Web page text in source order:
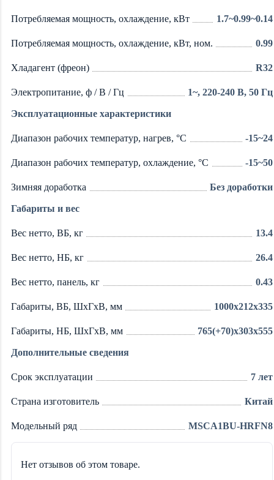
Потребляемая мощность, охлаждение, кВт 1.7~0.99~0.14
Потребляемая мощность, охлаждение, кВт, ном. 0.99
Хладагент (фреон) R32
Электропитание, ф / В / Гц 1~, 220-240 В, 50 Гц
Эксплуатационные характеристики
Диапазон рабочих температур, нагрев, °C -15~24
Диапазон рабочих температур, охлаждение, °C -15~50
Зимняя доработка Без доработки
Габариты и вес
Вес нетто, ВБ, кг 13.4
Вес нетто, НБ, кг 26.4
Вес нетто, панель, кг 0.43
Габариты, ВБ, ШхГхВ, мм 1000x212x335
Габариты, НБ, ШхГхВ, мм 765(+70)x303x555
Дополнительные сведения
Срок эксплуатации 7 лет
Страна изготовитель Китай
Модельный ряд MSCA1BU-HRFN8
Нет отзывов об этом товаре.